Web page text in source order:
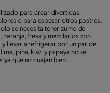
para crear divertidas
o para espesar otros postres.
se necesita tener zumo de
naranja, fresa y mezclarlos con
llevar a refrigerar por un par de
piña, kiwi y papaya no se
ya que no cuajan bien.